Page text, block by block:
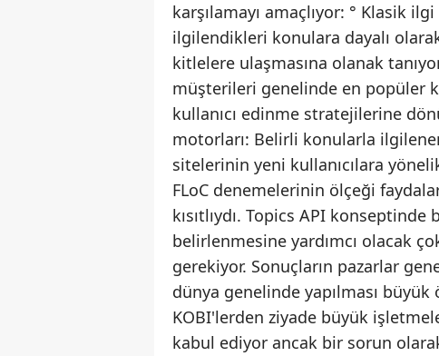
karşılamayı amaçlıyor: ° Klasik
ilgilendikleri konulara dayalı
kitlelere ulaşmasına olanak
müşterileri genelinde en popüler
kullanıcı edinme stratejilerine
motorları: Belirli konularla
sitelerinin yeni kullanıcılara
FLoC denemelerinin ölçeği
kısıtlıydı. Topics API
belirlenmesine yardımcı olacak
gerekiyor. Sonuçların pazarlar
dünya genelinde yapılması büyük
KOBI'lerden ziyade büyük
kabul ediyor ancak bir sorun